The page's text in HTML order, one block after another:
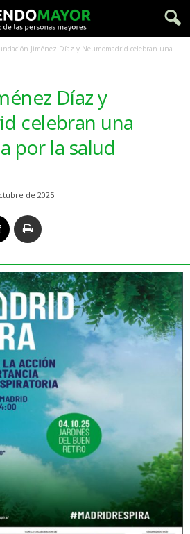
Jiménez Díaz y Neumomadrid celebran una
Díaz y
celebran una
por la salud
de 2025